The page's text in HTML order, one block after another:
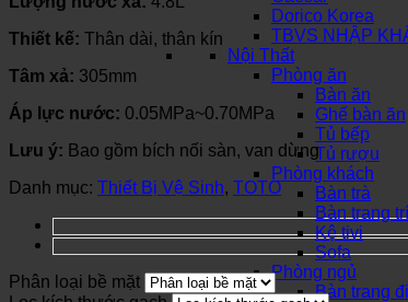
Dorico Korea
TBVS NHẬP
Nội Thất
Phòng ăn
Bàn ăn
Ghế bàn ăn
Tủ bếp
Tủ rượu
Phòng khách
Bàn trà
Bàn trang trí
Kệ tivi
Sofa
Phòng ngủ
Bàn trang
Thiết kế: Thân dài, thân kín
Tâm xả: 305mm
Áp lực nước: 0.05MPa~0.70MPa
Lưu ý: Bao gồm bích nối sàn, van dừng
Danh mục: Thiết Bị Vệ Sinh, TOTO
Phân loại bề mặt